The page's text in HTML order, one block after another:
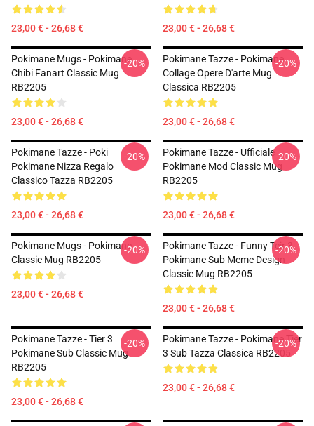
23,00 € - 26,68 € 23,00 € - 26,68 €
Pokimane Mugs - Pokimane
Chibi Fanart Classic Mug
RB2205
23,00 € - 26,68 €
-20%
Pokimane Tazze - Pokimane
Collage Opere D'arte Mug
Classica RB2205
23,00 € - 26,68 €
-20%
Pokimane Tazze - Poki
Pokimane Nizza Regalo
Classico Tazza RB2205
23,00 € - 26,68 €
-20%
Pokimane Tazze - Ufficiale
Pokimane Mod Classic Mug
RB2205
23,00 € - 26,68 €
-20%
Pokimane Mugs - Pokimane
Classic Mug RB2205
23,00 € - 26,68 €
-20%
Pokimane Tazze - Funny Teir 3
Pokimane Sub Meme Design
Classic Mug RB2205
23,00 € - 26,68 €
-20%
Pokimane Tazze - Tier 3
Pokimane Sub Classic Mug
RB2205
23,00 € - 26,68 €
-20%
Pokimane Tazze - Pokimane Tier
3 Sub Tazza Classica RB2205
23,00 € - 26,68 €
-20%